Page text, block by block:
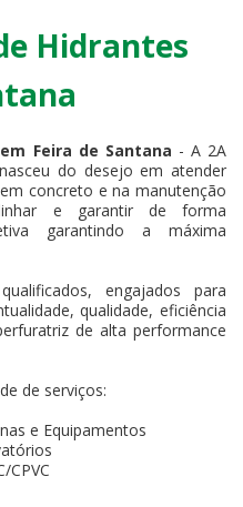
Hidrantes
Feira de Santana - A 2A
do desejo em atender
concreto e na manutenção
e garantir de forma
garantindo a máxima
engajados para
qualidade, eficiência
de alta performance
de serviços:
e Equipamentos
CPVC